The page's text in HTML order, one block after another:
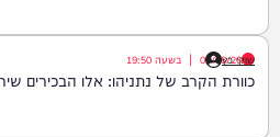
שוקי כץ
09/08/26
| בשעה 19:50
כוורת הקרב של נתניהו: אלו הבכירים